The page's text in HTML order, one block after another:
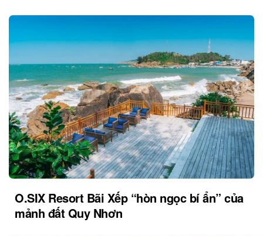
O.SIX Resort Bãi Xếp “hòn ngọc bí ẩn” của
mảnh đất Quy Nhơn